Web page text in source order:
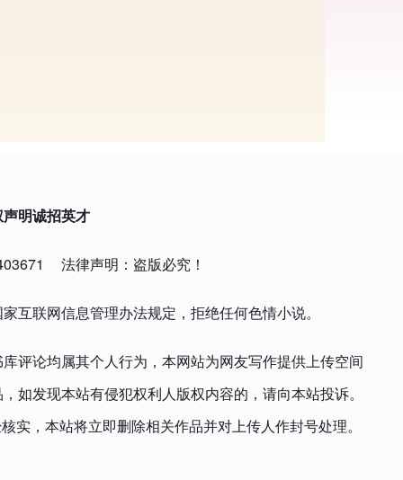
明诚招英才
法律声明：盗版必究！
互联网信息管理办法规定，拒绝任何色情小说。
评论均属其个人行为，本网站为网友写作提供上传空间
如发现本站有侵犯权利人版权内容的，请向本站投诉。
实，本站将立即删除相关作品并对上传人作封号处理。